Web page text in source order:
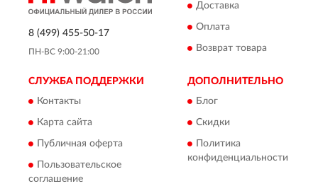
8 (499) 455-50-17
ПН-ВС 9:00-21:00
Доставка
Оплата
Возврат товара
СЛУЖБА ПОДДЕРЖКИ
Контакты
Карта сайта
Публичная оферта
Пользовательское
соглашение
ДОПОЛНИТЕЛЬНО
Блог
Скидки
Политика
конфиденциальности